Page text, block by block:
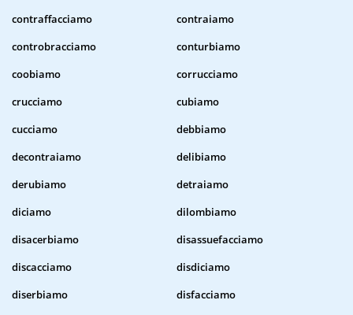
contraffacciamo
contraiamo
controbracciamo
conturbiamo
coobiamo
corrucciamo
crucciamo
cubiamo
cucciamo
debbiamo
decontraiamo
delibiamo
derubiamo
detraiamo
diciamo
dilombiamo
disacerbiamo
disassuefacciamo
discacciamo
disdiciamo
diserbiamo
disfacciamo